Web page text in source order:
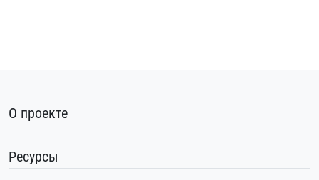
О проекте
Ресурсы